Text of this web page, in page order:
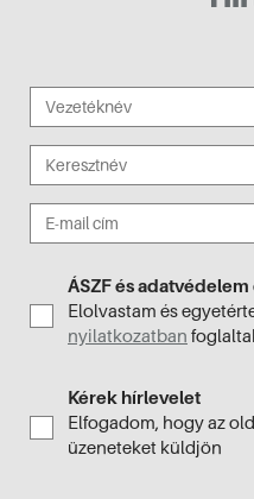
ÁSZF és
Elolvastam és
nyilatkozatban
Kérek hírlevelet
Elfogadom, hogy az
üzeneteket küldjön